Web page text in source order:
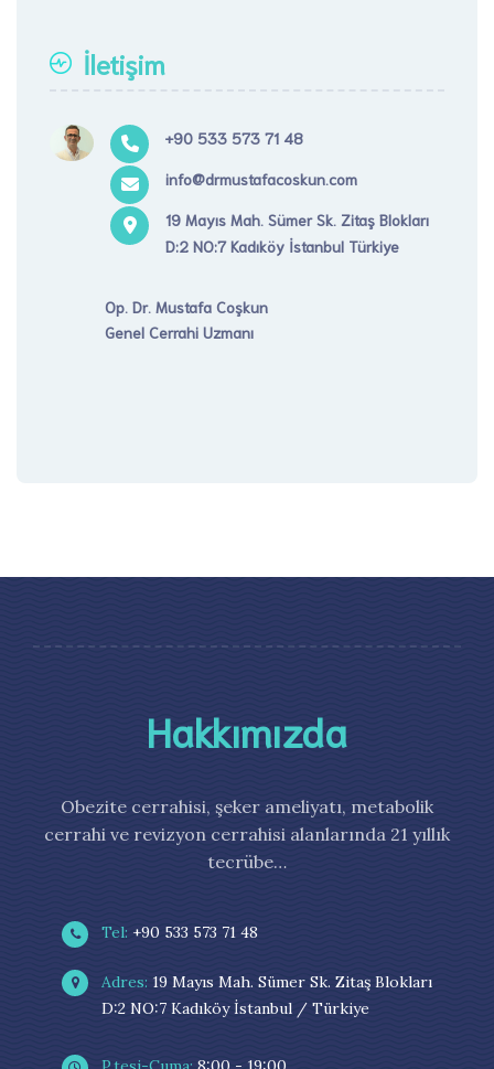
İletişim
+90 533 573 71 48
info@drmustafacoskun.com
19 Mayıs Mah. Sümer Sk. Zitaş Blokları
D:2 NO:7 Kadıköy İstanbul Türkiye
Op. Dr. Mustafa Coşkun
Genel Cerrahi Uzmanı
Hakkımızda
Obezite cerrahisi, şeker ameliyatı, metabolik
cerrahi ve revizyon cerrahisi alanlarında 21 yıllık
tecrübe…
Tel: +90 533 573 71 48
Adres: 19 Mayıs Mah. Sümer Sk. Zitaş Blokları
D:2 NO:7 Kadıköy İstanbul / Türkiye